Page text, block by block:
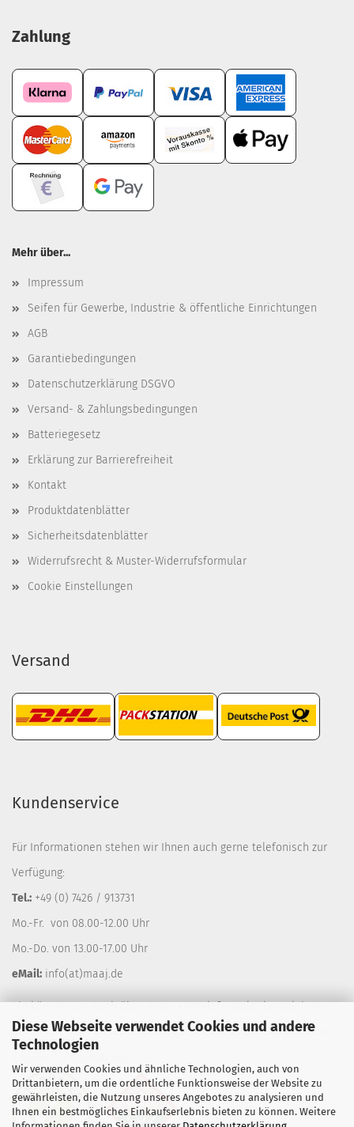
Diese Webseite verwendet Cookies und andere
Technologien
Wir verwenden Cookies und ähnliche Technologien, auch von
Drittanbietern, um die ordentliche Funktionsweise der Website zu
gewährleisten, die Nutzung unseres Angebotes zu analysieren und
Ihnen ein bestmögliches Einkaufserlebnis bieten zu können. Weitere
Zahlung
Mehr über...
Impressum
Seifen für Gewerbe, Industrie & öffentliche Einrichtungen
AGB
Garantiebedingungen
Datenschutzerklärung DSGVO
Versand- & Zahlungsbedingungen
Batteriegesetz
Erklärung zur Barrierefreiheit
Kontakt
Produktdatenblätter
Sicherheitsdatenblätter
Widerrufsrecht & Muster-Widerrufsformular
Cookie Einstellungen
Versand
Kundenservice
Für Informationen stehen wir Ihnen auch gerne telefonisch zur
Verfügung:
Tel.: +49 (0) 7426 / 913731
Mo.-Fr. von 08.00-12.00 Uhr
Mo.-Do. von 13.00-17.00 Uhr
eMail: info(at)maaj.de
Sie können uns auch über unserKontaktformularkontaktieren.
Gerne rufen wir Sie auf Wunsch zurück, füllen Sie einfach unser
Call-Back-Formular